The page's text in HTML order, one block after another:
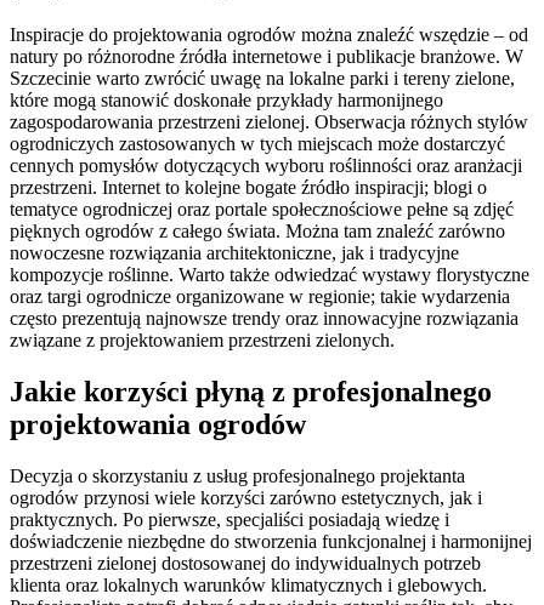
Inspiracje do projektowania ogrodów można znaleźć wszędzie – od
natury po różnorodne źródła internetowe i publikacje branżowe. W
Szczecinie warto zwrócić uwagę na lokalne parki i tereny zielone,
które mogą stanowić doskonałe przykłady harmonijnego
zagospodarowania przestrzeni zielonej. Obserwacja różnych stylów
ogrodniczych zastosowanych w tych miejscach może dostarczyć
cennych pomysłów dotyczących wyboru roślinności oraz aranżacji
przestrzeni. Internet to kolejne bogate źródło inspiracji; blogi o
tematyce ogrodniczej oraz portale społecznościowe pełne są zdjęć
pięknych ogrodów z całego świata. Można tam znaleźć zarówno
nowoczesne rozwiązania architektoniczne, jak i tradycyjne
kompozycje roślinne. Warto także odwiedzać wystawy florystyczne
oraz targi ogrodnicze organizowane w regionie; takie wydarzenia
często prezentują najnowsze trendy oraz innowacyjne rozwiązania
związane z projektowaniem przestrzeni zielonych.
Jakie korzyści płyną z profesjonalnego
projektowania ogrodów
Decyzja o skorzystaniu z usług profesjonalnego projektanta
ogrodów przynosi wiele korzyści zarówno estetycznych, jak i
praktycznych. Po pierwsze, specjaliści posiadają wiedzę i
doświadczenie niezbędne do stworzenia funkcjonalnej i harmonijnej
przestrzeni zielonej dostosowanej do indywidualnych potrzeb
klienta oraz lokalnych warunków klimatycznych i glebowych.